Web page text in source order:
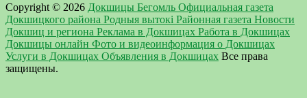
Copyright © 2026 Докшицы Бегомль Официальная газета
Докшицкого района Родныя вытокi Районная газета Новости
Докшиц и региона Реклама в Докшицах Работа в Докшицах
Докшицы онлайн Фото и видеоинформация о Докшицах
Услуги в Докшицах Объявления в Докшицах Все права
защищены.